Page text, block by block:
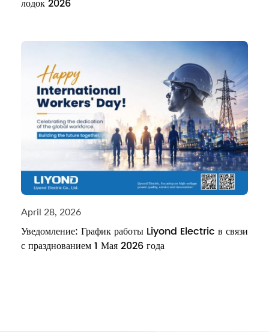
лодок 2026
April 28, 2026
Уведомление: График работы Liyond Electric в связи
с празднованием 1 Мая 2026 года